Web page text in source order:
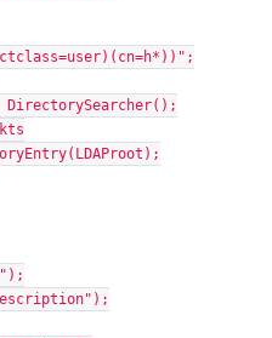
DirectorySearcher();